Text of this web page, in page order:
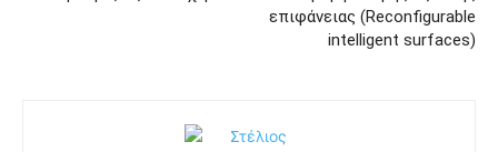
επιφάνειας (Reconfigurable
intelligent surfaces)